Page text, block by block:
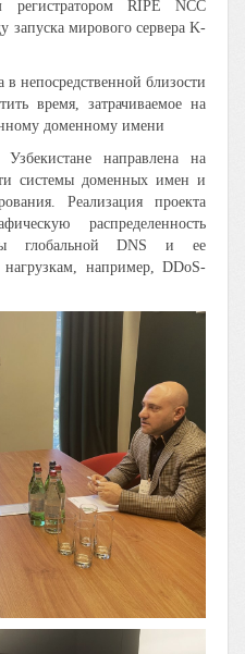
регистратором RIPE NCC
запуска мирового сервера K-
в непосредственной близости
время, затрачиваемое на
доменному имени
направлена на
системы доменных имен и
Реализация проекта
распределенность
глобальной DNS и ее
например, DDoS-